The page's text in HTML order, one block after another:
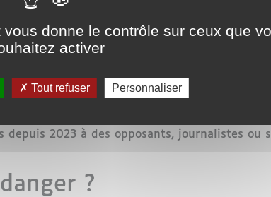
de prison ferme
Ghannouchi (son fils) et
depuis 2023 à des opposants, journalistes ou
?
donne le contrôle sur ceux que
activer
Tout refuser Personnaliser